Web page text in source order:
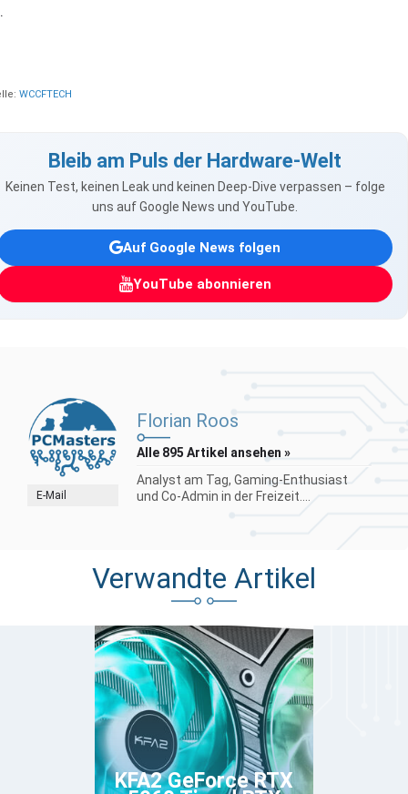
WCCFTECH
Bleib am Puls der Hardware-Welt
Keinen Test, keinen Leak und keinen Deep-Dive verpassen – folge
uns auf Google News und YouTube.
Auf Google News folgen
YouTube abonnieren
E-Mail
Florian Roos
Alle 895 Artikel ansehen »
Analyst am Tag, Gaming-Enthusiast
und Co-Admin in der Freizeit....
Verwandte Artikel
KFA2 GeForce RTX